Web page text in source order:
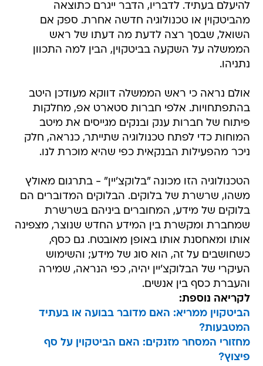
להיעלם בעתיד. לדבריו, הדבר ייגרם כתוצאה
מהביטקוין או טכנולוגיה חדשה אחרת. ספק אם
השואל, שבסך רצה לדעת מה דעתו של ראש
הממשלה על השקעה בביטקוין, הבין למה התכוון
נתניהו.
אולם נראה כי ראש הממשלה דווקא מעודכן היטב
בהתפתחויות. אלפי חברות סטארט אפ, מחלקות
פיתוח של חברות ענק ובנקים מגייסים את מיטב
המוחות כדי לפתח טכנולוגיה שתייתר, כנראה, חלק
ניכר מהפעילות הבנקאית כפי שהיא מוכרת לנו.
הטכנולוגיה הזו מכונה "בלוקצ'יין" - בתרגום מאולץ
משהו, שרשרת של בלוקים. הבלוקים המדוברים הם
בלוקים של מידע, המחוברים ביניהם בשרשרת
שמחברת ומקשרת בין המידע החדש שנוצר, מצפינה
אותו ומאחסנת אותו באופן מאובטח. גם כסף,
כשחושבים על זה, הוא סוג של מידע; והשימוש
העיקרי של הבלוקצ'יין יהיה, כפי הנראה, שמירה
והעברת כסף בין אנשים.
לקריאה נוספת:
הביטקוין ממריא: האם מדובר בבועה או בעתיד
המטבעות?
מחזורי המסחר מזנקים: האם הביטקוין על סף
פיצוץ?